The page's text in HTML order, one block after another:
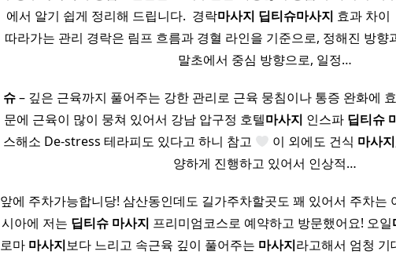
에서 알기 쉽게 정리해 드립니다. ​ 경락마사지 딥티슈마사지 효과 차이
따라가는 관리 경락은 림프 흐름과 경혈 라인을 기준으로, 정해진 방향
말초에서 중심 방향으로, 일정…
슈– 깊은 근육까지 풀어주는 강한 관리로 근육 뭉침이나 통증 완화에
문에 근육이 많이 뭉쳐 있어서 강남 압구정 호텔마사지 인스파 딥티슈
스해소 De-stress 테라피도 있다고 하니 참고
이 외에도 건식 마사지
양하게 진행하고 있어서 인상적…
앞에 주차가능합니당! 삼산동인데도 길가주차할곳도 꽤 있어서 주차는
시아에 저는 딥티슈 마사지 프리미엄코스로 예약하고 방문했어요! 오일
로마 마사지보다 느리고 속근육 깊이 풀어주는 마사지라고해서 엄청 기